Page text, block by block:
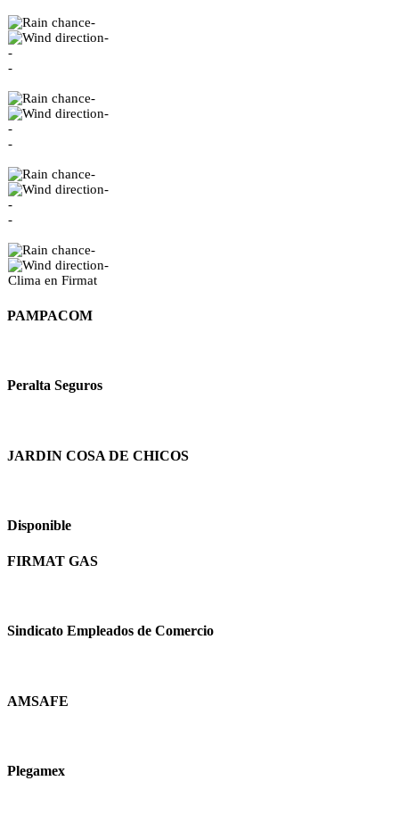
-
-
-
-
-
-
-
-
-
-
-
-
-
-
Clima en Firmat
PAMPACOM
Peralta Seguros
JARDIN COSA DE CHICOS
Disponible
FIRMAT GAS
Sindicato Empleados de Comercio
AMSAFE
Plegamex